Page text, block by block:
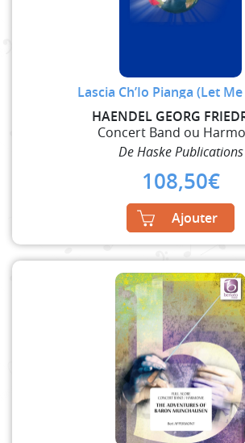
Lascia Ch’Io Pianga (Let
HAENDEL GEORG
Concert Band ou
De Haske Publications
108,50€
Ajouter